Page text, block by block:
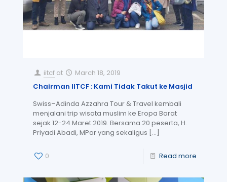
iitcf at
March 18, 2019
Chairman IITCF : Kami Tidak Takut ke Masjid
Swiss–Adinda Azzahra Tour & Travel kembali
menjalani trip wisata muslim ke Eropa Barat
sejak 12-24 Maret 2019. Bersama 20 peserta, H.
Priyadi Abadi, MPar yang sekaligus […]
0 Read more